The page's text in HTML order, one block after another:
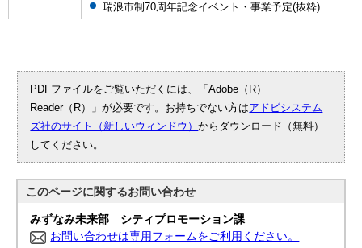
瑞浪市制70周年記念イベント・事業予定(抜粋)
PDFファイルをご覧いただくには、「Adobe（R）
Reader（R）」が必要です。お持ちでない方はアドビシステム
ズ社のサイト（新しいウィンドウ）からダウンロード（無料）
してください。
このページに関するお問い合わせ
みずなみ未来部 シティプロモーション課
お問い合わせは専用フォームをご利用ください。